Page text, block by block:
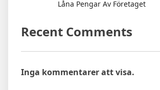
Låna Pengar Av Företaget
Recent Comments
Inga kommentarer att visa.